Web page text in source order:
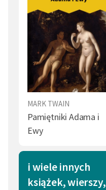
MARK TWAIN
Pamiętniki Adama i
Ewy
i wiele innych
książek, wierszy,